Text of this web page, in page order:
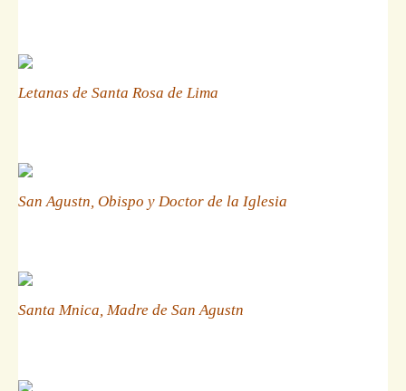
Letanas de Santa Rosa de Lima
San Agustn, Obispo y Doctor de la Iglesia
Santa Mnica, Madre de San Agustn